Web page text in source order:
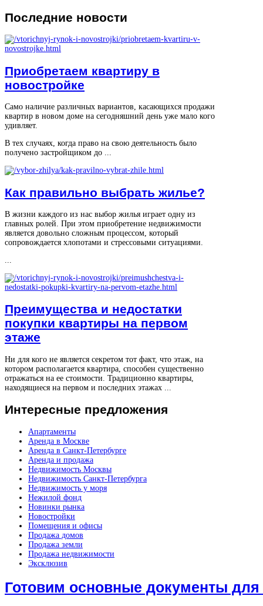
Последние новости
Приобретаем квартиру в
новостройке
Само наличие различных вариантов, касающихся продажи
квартир в новом доме на сегодняшний день уже мало кого
удивляет.
В тех случаях, когда право на свою деятельность было
получено застройщиком до ...
Как правильно выбрать жилье?
В жизни каждого из нас выбор жилья играет одну из
главных ролей. При этом приобретение недвижимости
является довольно сложным процессом, который
сопровождается хлопотами и стрессовыми ситуациями.
...
Преимущества и недостатки
покупки квартиры на первом
этаже
Ни для кого не является секретом тот факт, что этаж, на
котором располагается квартира, способен существенно
отражаться на ее стоимости. Традиционно квартиры,
находящиеся на первом и последних этажах ...
Интересные предложения
Апартаменты
Аренда в Москве
Аренда в Санкт-Петербурге
Аренда и продажа
Недвижимость Москвы
Недвижимость Санкт-Петербурга
Недвижимость у моря
Нежилой фонд
Новинки рынка
Новостройки
Помещения и офисы
Продажа домов
Продажа земли
Продажа недвижимости
Эксклюзив
Готовим основные документы